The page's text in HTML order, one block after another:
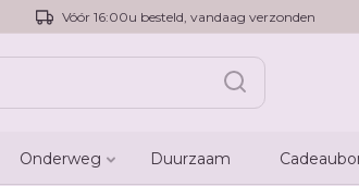
Vóór 16:00u besteld, vandaag verzonden
Onderweg Duurzaam